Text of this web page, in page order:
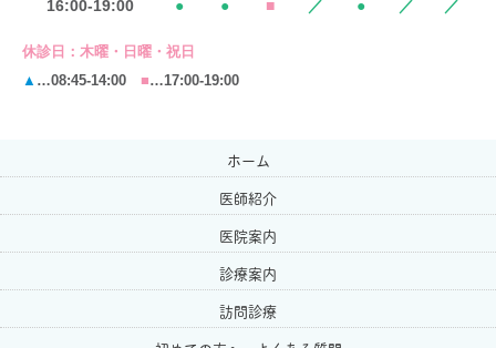
16:00-19:00 ● ● ■ ／ ● ／ ／
休診日： 木曜・日曜・祝日
▲ …08:45-14:00 ■…17:00-19:00
ホーム
医師紹介
医院案内
診療案内
訪問診療